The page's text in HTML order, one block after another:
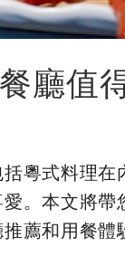
廳值
粵式料理
。本文將
薦和用餐